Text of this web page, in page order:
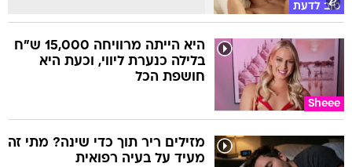
טוב לדעת
Sheee
היא הייתה מרוויחה 15,000 ש"ח
בלילה כנערת ליווי, וכעת היא
חושפת הכל
מזילים ריר תוך כדי שינה? מתי זה
מעיד על בעיה רפואית